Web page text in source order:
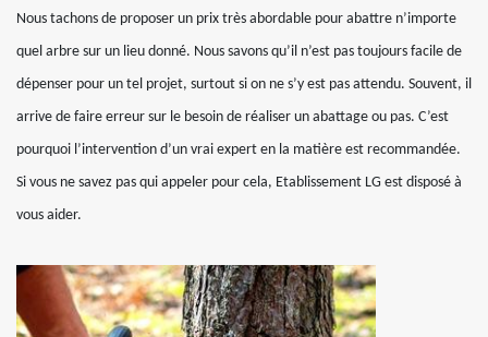
Nous tachons de proposer un prix très abordable pour abattre n’importe
quel arbre sur un lieu donné. Nous savons qu’il n’est pas toujours facile de
dépenser pour un tel projet, surtout si on ne s’y est pas attendu. Souvent, il
arrive de faire erreur sur le besoin de réaliser un abattage ou pas. C’est
pourquoi l’intervention d’un vrai expert en la matière est recommandée.
Si vous ne savez pas qui appeler pour cela, Etablissement LG est disposé à
vous aider.